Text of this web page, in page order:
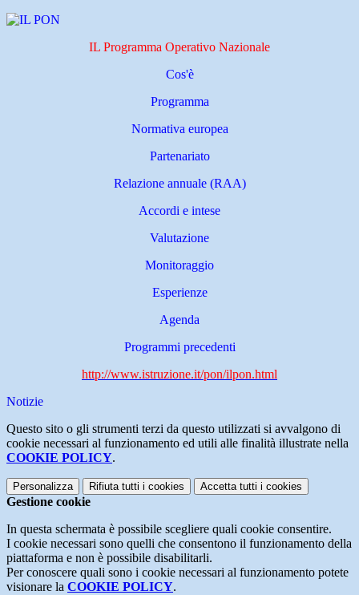
IL Programma Operativo Nazionale
Cos'è
Programma
Normativa europea
Partenariato
Relazione annuale (RAA)
Accordi e intese
Valutazione
Monitoraggio
Esperienze
Agenda
Programmi precedenti
http://www.istruzione.it/pon/ilpon.html
Notizie
Questo sito o gli strumenti terzi da questo utilizzati si avvalgono di
cookie necessari al funzionamento ed utili alle finalità illustrate nella
COOKIE POLICY.
Personalizza Rifiuta tutti i cookies Accetta tutti i cookies
Gestione cookie
In questa schermata è possibile scegliere quali cookie consentire.
I cookie necessari sono quelli che consentono il funzionamento della
piattaforma e non è possibile disabilitarli.
Per conoscere quali sono i cookie necessari al funzionamento potete
visionare la COOKIE POLICY.